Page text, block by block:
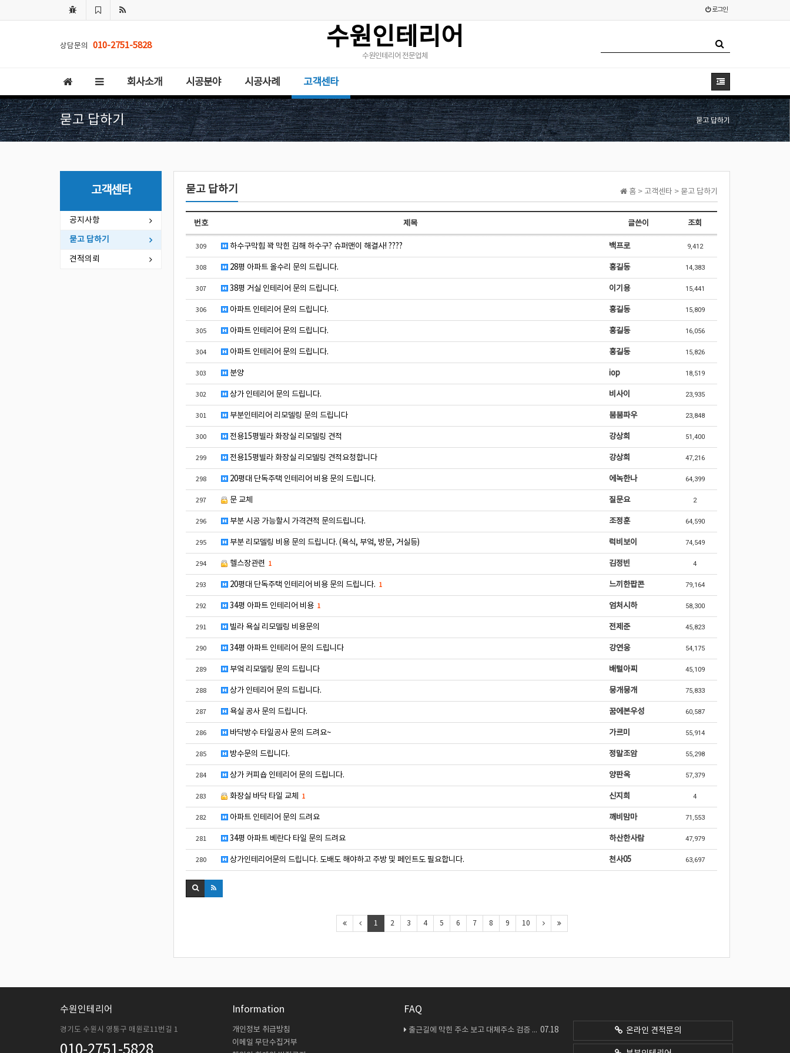
로그인
상담문의 010-2751-5828 수원인테리어
수원인테리어 전문업체
회사소개 시공분야 시공사례 고객센타
묻고 답하기 묻고 답하기
홈 > 고객센타 > 묻고 답하기
묻고 답하기
번호 제목 글쓴이 조회
309 하수구막힘 꽉 막힌 김해 하수구? 슈퍼맨이 해결사! ???? 백프로 9,412
308 28평 아파트 올수리 문의 드립니다. 홍길동 14,383
307 38평 거실 인테리어 문의 드립니다. 이기용 15,441
306 아파트 인테리어 문의 드립니다. 홍길동 15,809
305 아파트 인테리어 문의 드립니다. 홍길동 16,056
304 아파트 인테리어 문의 드립니다. 홍길동 15,826
303 분양 iop 18,519
302 상가 인테리어 문의 드립니다. 비사이 23,935
301 부분인테리어 리모델링 문의 드립니다 붐붐파우 23,848
300 전용15평빌라 화장실 리모델링 견적 강상희 51,400
299 전용15평빌라 화장실 리모델링 견적요청합니다 강상희 47,216
298 20평대 단독주택 인테리어 비용 문의 드립니다. 에녹한나 64,399
297 문 교체 질문요 2
296 부분 시공 가능할시 가격견적 문의드립니다. 조정훈 64,590
295 부분 리모델링 비용 문의 드립니다. (욕식, 부엌, 방문, 거실등) 럭비보이 74,549
294 헬스장관련 1 김정빈 4
293 20평대 단독주택 인테리어 비용 문의 드립니다. 1 느끼한팝콘 79,164
292 34평 아파트 인테리어 비용 1 엄처시하 58,300
291 빌라 욕실 리모델링 비용문의 전제준 45,823
290 34평 아파트 인테리어 문의 드립니다 강연웅 54,175
289 부엌 리모델링 문의 드립니다 배털아찌 45,109
288 상가 인테리어 문의 드립니다. 뭉개뭉개 75,833
287 욕실 공사 문의 드립니다. 꿈에본우성 60,587
286 바닥방수 타일공사 문의 드려요~ 가르미 55,914
285 방수문의 드립니다. 정말조암 55,298
284 상가 커피숍 인테리어 문의 드립니다. 양판옥 57,379
283 화장실 바닥 타일 교체 1 신지희 4
282 아파트 인테리어 문의 드려요 깨비맘마 71,553
281 34평 아파트 베란다 타일 문의 드려요 하산한사람 47,979
280 상가인테리어문의 드립니다. 도배도 해야하고 주방 및 페인트도 필요합니다. 천사05 63,697
1 2 3 4 5 6 7 8 9 10
고객센타
공지사항
묻고 답하기
견적의뢰
수원인테리어
경기도 수원시 영통구 매원로11번길 1
Information
개인정보 취급방침
이메일 무단수집거부
FAQ
07.18
출근길에 막힌 주소 보고 대체주소 검증 다시 해봤네요 온라인 견적문의